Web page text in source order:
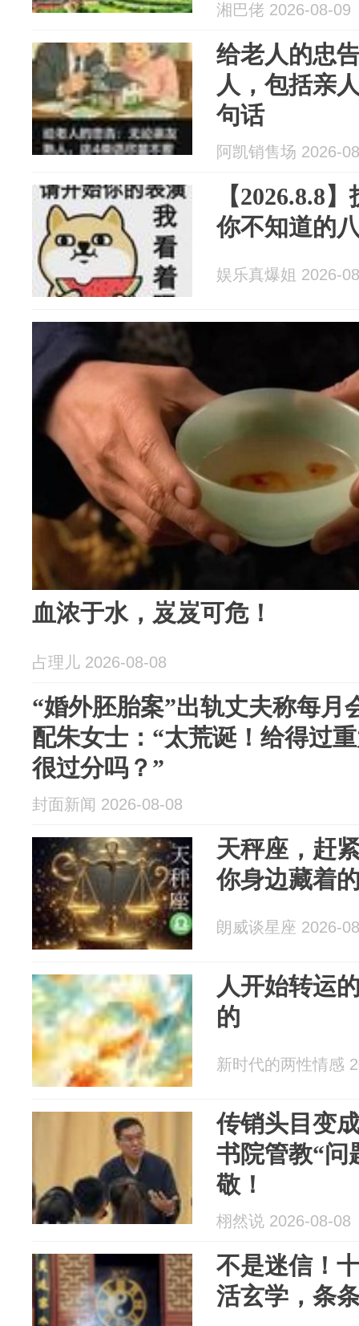
湘巴佬 2026-08-09
给老人的忠
人，包括亲
句话
阿凯销售场 2026-
【2026.8.8
你不知道的
娱乐真爆姐 2026-
血浓于水，岌岌可危！
占理儿 2026-08-08
“婚外胚胎案”出轨丈夫称每月
配朱女士：“太荒诞！给得过
很过分吗？”
封面新闻 2026-08-08
天秤座，赶
你身边藏着
朗威谈星座 2026-
人开始转运
的
新时代的两性情感
传销头目变
书院管教“问
敬！
栩然说 2026-08-08
不是迷信！
活玄学，条